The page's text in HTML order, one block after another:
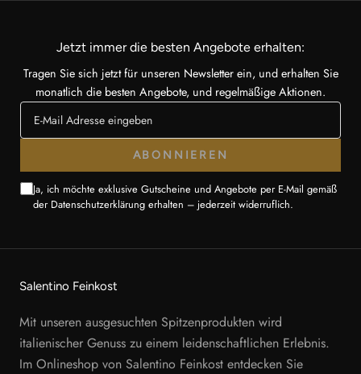
Jetzt immer die besten Angebote erhalten:
Tragen Sie sich jetzt für unseren Newsletter ein, und erhalten Sie
monatlich die besten Angebote, und regelmäßige Aktionen.
ABONNIEREN
Ja, ich möchte exklusive Gutscheine und Angebote per E-Mail gemäß
der Datenschutzerklärung erhalten – jederzeit widerruflich.
Salentino Feinkost
Mit unseren ausgesuchten Spitzenprodukten wird
italienischer Genuss zu einem leidenschaftlichen Erlebnis.
Im Onlineshop von Salentino Feinkost entdecken Sie